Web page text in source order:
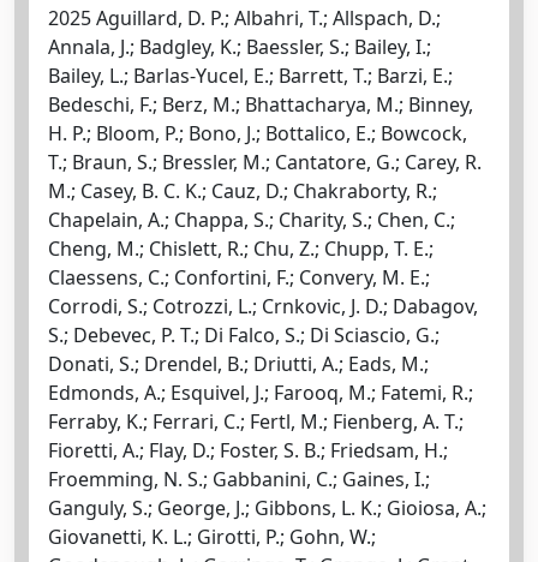
2025 Aguillard, D. P.; Albahri, T.; Allspach, D.;
Annala, J.; Badgley, K.; Baessler, S.; Bailey, I.;
Bailey, L.; Barlas-Yucel, E.; Barrett, T.; Barzi, E.;
Bedeschi, F.; Berz, M.; Bhattacharya, M.; Binney,
H. P.; Bloom, P.; Bono, J.; Bottalico, E.; Bowcock,
T.; Braun, S.; Bressler, M.; Cantatore, G.; Carey, R.
M.; Casey, B. C. K.; Cauz, D.; Chakraborty, R.;
Chapelain, A.; Chappa, S.; Charity, S.; Chen, C.;
Cheng, M.; Chislett, R.; Chu, Z.; Chupp, T. E.;
Claessens, C.; Confortini, F.; Convery, M. E.;
Corrodi, S.; Cotrozzi, L.; Crnkovic, J. D.; Dabagov,
S.; Debevec, P. T.; Di Falco, S.; Di Sciascio, G.;
Donati, S.; Drendel, B.; Driutti, A.; Eads, M.;
Edmonds, A.; Esquivel, J.; Farooq, M.; Fatemi, R.;
Ferraby, K.; Ferrari, C.; Fertl, M.; Fienberg, A. T.;
Fioretti, A.; Flay, D.; Foster, S. B.; Friedsam, H.;
Froemming, N. S.; Gabbanini, C.; Gaines, I.;
Ganguly, S.; George, J.; Gibbons, L. K.; Gioiosa, A.;
Giovanetti, K. L.; Girotti, P.; Gohn, W.;